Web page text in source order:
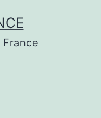
France